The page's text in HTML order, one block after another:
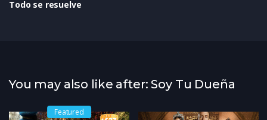
Todo se resuelve
You may also like after: Soy Tu Dueña
Featured